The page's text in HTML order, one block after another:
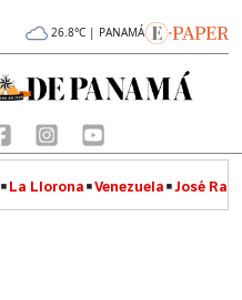
26.8°C | PANAMÁ
La Llorona Venezuela José